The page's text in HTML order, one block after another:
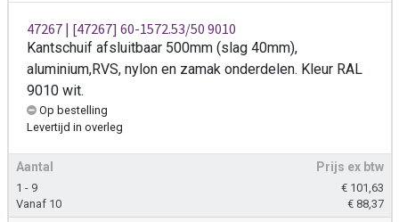
47267 | [47267] 60-1572.53/50 9010
Kantschuif afsluitbaar 500mm (slag 40mm),
aluminium,RVS, nylon en zamak onderdelen. Kleur RAL
9010 wit.
Op bestelling
Levertijd in overleg
Aantal Prijs ex btw
1 - 9 € 101,63
Vanaf 10
€ 88,37